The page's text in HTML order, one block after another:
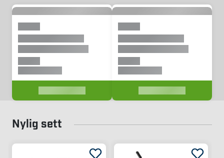
Nylig sett